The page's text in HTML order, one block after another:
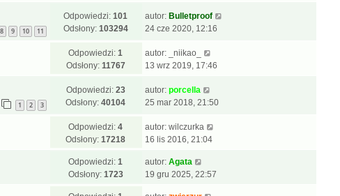
8 9 10 11
Odpowiedzi:101
Odsłony: 103294
autor: Bulletproof
24 cze 2020, 12:16
Odpowiedzi:1
Odsłony: 11767
autor:
_niikao_
13 wrz 2019, 17:46
1 2 3
Odpowiedzi: 23
Odsłony:40104
autor: porcella
25 mar 2018, 21:50
Odpowiedzi:4
Odsłony:17218
autor: wilczurka
16 lis 2016, 21:04
Odpowiedzi:1
Odsłony: 1723
autor: Agata
19 gru 2025, 22:57